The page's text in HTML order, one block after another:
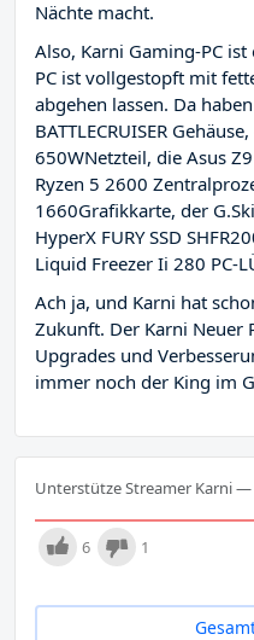
Nächte macht.
Also, Karni Gaming-PC
PC ist vollgestopft mit
abgehen lassen. Da
BATTLECRUISER
650WNetzteil, die Asus
Ryzen 5 2600
1660Grafikkarte, der
HyperX FURY SSD
Liquid Freezer Ii 280 PC-
Ach ja, und Karni hat
Zukunft. Der Karni Neuer
Upgrades und
immer noch der King im
Unterstütze Streamer Karni —
6 1